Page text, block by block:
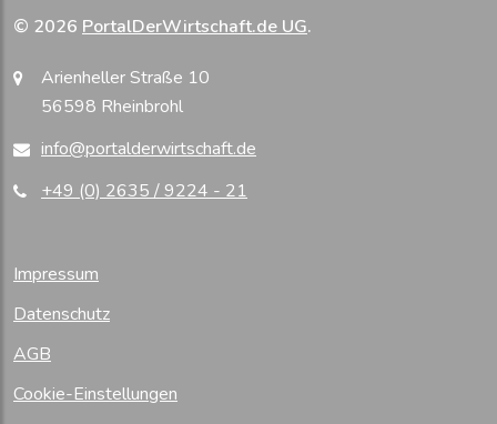
© 2026 PortalDerWirtschaft.de UG.
Arienheller Straße 10
56598 Rheinbrohl
info@portalderwirtschaft.de
+49 (0) 2635 / 9224 - 21
Impressum
Datenschutz
AGB
Cookie-Einstellungen